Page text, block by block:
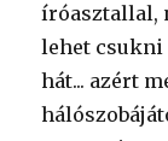
íróasztallal,
lehet csukni
hát... azért